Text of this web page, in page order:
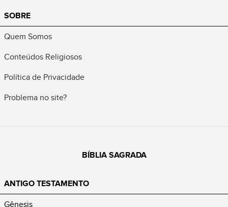
SOBRE
Quem Somos
Conteúdos Religiosos
Política de Privacidade
Problema no site?
BÍBLIA SAGRADA
ANTIGO TESTAMENTO
Gênesis